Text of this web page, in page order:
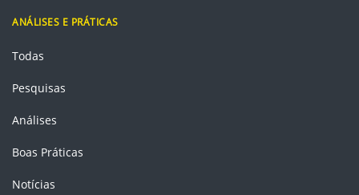
ANÁLISES E PRÁTICAS
Todas
Pesquisas
Análises
Boas Práticas
Notícias